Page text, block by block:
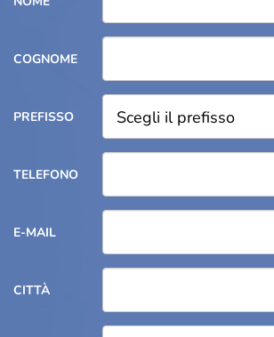
COGNOME
PREFISSO Scegli il prefisso
TELEFONO
E-MAIL
CITTÀ